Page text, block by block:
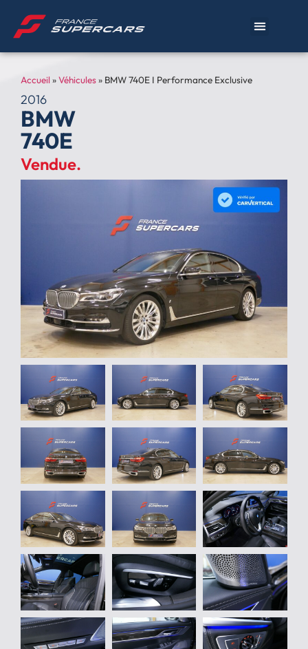
Accueil »Véhicules» BMW 740E I Performance Exclusive
2016
BMW
740E
Vendue.